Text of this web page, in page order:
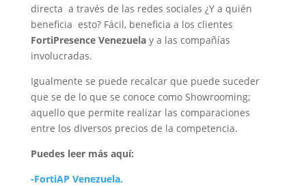
directa a través de las redes sociales ¿Y a quién
beneficia esto? Fácil, beneficia a los clientes
FortiPresence Venezuelay a las compañías
involucradas.
Igualmente se puede recalcar que puede suceder
que se de lo que se conoce como Showrooming;
aquello que permite realizar las comparaciones
entre los diversos precios de la competencia.
Puedes leer más aquí:
-FortiAP Venezuela.